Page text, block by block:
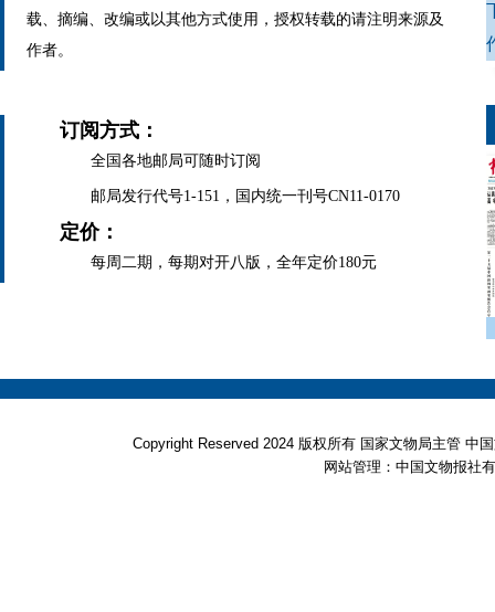
载、摘编、改编或以其他方式使用，授权转载的请注明来源及
作者。
订阅方式：
全国各地邮局可随时订阅
邮局发行代号1-151，国内统一刊号CN11-0170
定价：
每周二期，每期对开八版，全年定价180元
Copyright Reserved 2024 版权所有 国家文物局主管
网站管理：中国文物报社